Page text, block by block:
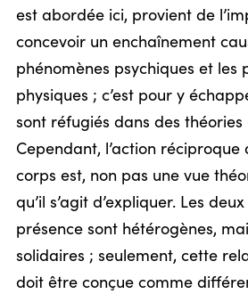
est abordée ici, provient de
concevoir un enchaînement
phénomènes psychiques et les
physiques ; c’est pour y
sont réfugiés dans des théories
Cependant, l’action réciproque
corps est, non pas une vue
qu’il s’agit d’expliquer. Les
présence sont hétérogènes,
solidaires ; seulement, cette
doit être conçue comme